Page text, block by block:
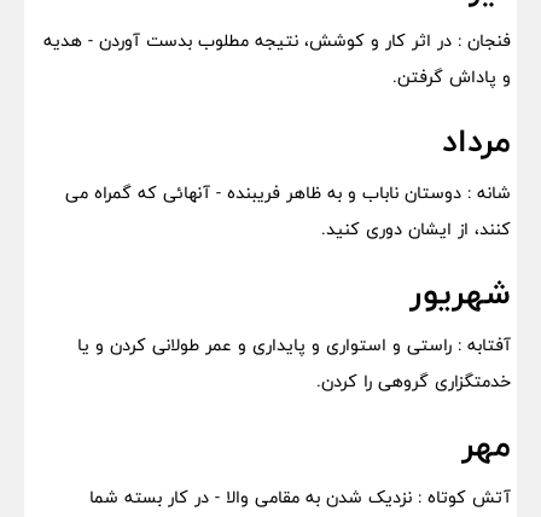
فنجان : در اثر کار و کوشش، نتیجه مطلوب بدست آوردن - هدیه
و پاداش گرفتن.
مرداد
شانه : دوستان ناباب و به ظاهر فریبنده - آنهائی که گمراه می
کنند، از ایشان دوری کنید.
شهریور
آفتابه : راستی و استواری و پایداری و عمر طولانی کردن و یا
خدمتگزاری گروهی را کردن.
مهر
آتش کوتاه : نزدیک شدن به مقامی والا - در کار بسته شما